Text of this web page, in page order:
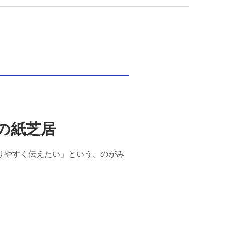
紙芝居
やすく伝えたい」という、のがみ